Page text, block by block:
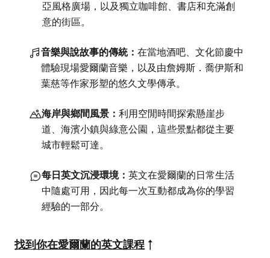
亞風格廣場，以及獨立咖啡館、書店和充滿創
意的街區。
音樂與說故事的傳統： 在當地酒吧、文化節慶中
體驗現場愛爾蘭音樂，以及由詹姆斯．喬伊斯和
葉慈等作家形塑的悠久文學傳承。
海岸與鄉間風景： 利用空閒時間探索懸崖步
道、海濱小鎮與綠意公園，這些景點都從主要
城市輕鬆可達。
每日英文沉浸環境： 英文在愛爾蘭的日常生活
中隨處可用，因此每一次互動都成為你的學習
經驗的一部分。
找到你在愛爾蘭的英文課程 ↑